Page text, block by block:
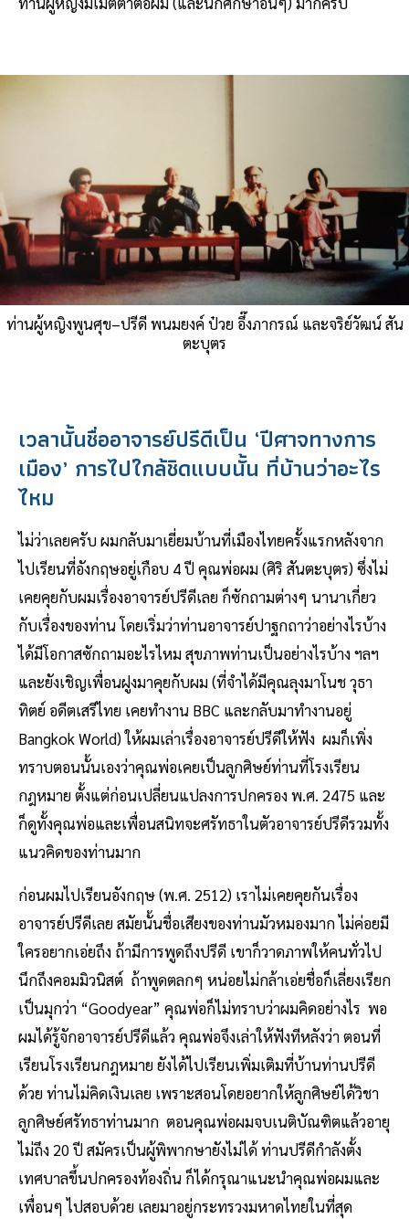
ท่านผู้หญิงพูนศุข–ปรีดี พนมยงค์ ป๋วย อึ๊งภากรณ์ และจริย์วัฒน์ สัน
ตะบุตร
เวลานั้นชื่ออาจารย์ปรีดีเป็น ‘ปีศาจทางการ
เมือง’ การไปใกล้ชิดแบบนั้น ที่บ้านว่าอะไร
ไหม
ไม่ว่าเลยครับ ผมกลับมาเยี่ยมบ้านที่เมืองไทยครั้งแรกหลังจาก
ไปเรียนที่อังกฤษอยู่เกือบ 4 ปี คุณพ่อผม (ศิริ สันตะบุตร) ซึ่งไม่
เคยคุยกับผมเรื่องอาจารย์ปรีดีเลย ก็ซักถามต่างๆ นานาเกี่ยว
กับเรื่องของท่าน โดยเริ่มว่าท่านอาจารย์ปาฐกถาว่าอย่างไรบ้าง
ได้มีโอกาสซักถามอะไรไหม สุขภาพท่านเป็นอย่างไรบ้าง ฯลฯ
และยังเชิญเพื่อนฝูงมาคุยกับผม (ที่จำได้มีคุณลุงมาโนช วุธา
ทิตย์ อดีตเสรีไทย เคยทำงาน BBC และกลับมาทำงานอยู่
Bangkok World) ให้ผมเล่าเรื่องอาจารย์ปรีดีให้ฟัง ผมก็เพิ่ง
ทราบตอนนั้นเองว่าคุณพ่อเคยเป็นลูกศิษย์ท่านที่โรงเรียน
กฎหมาย ตั้งแต่ก่อนเปลี่ยนแปลงการปกครอง พ.ศ. 2475 และ
ก็ดูทั้งคุณพ่อและเพื่อนสนิทจะศรัทธาในตัวอาจารย์ปรีดีรวมทั้ง
แนวคิดของท่านมาก
ก่อนผมไปเรียนอังกฤษ (พ.ศ. 2512) เราไม่เคยคุยกันเรื่อง
อาจารย์ปรีดีเลย สมัยนั้นชื่อเสียงของท่านมัวหมองมาก ไม่ค่อยมี
ใครอยากเอ่ยถึง ถ้ามีการพูดถึงปรีดี เขาก็วาดภาพให้คนทั่วไป
นึกถึงคอมมิวนิสต์ ถ้าพูดตลกๆ หน่อยไม่กล้าเอ่ยชื่อก็เลี่ยงเรียก
เป็นมุกว่า “Goodyear” คุณพ่อก็ไม่ทราบว่าผมคิดอย่างไร พอ
ผมได้รู้จักอาจารย์ปรีดีแล้ว คุณพ่อจึงเล่าให้ฟังทีหลังว่า ตอนที่
เรียนโรงเรียนกฎหมาย ยังได้ไปเรียนเพิ่มเติมที่บ้านท่านปรีดี
ด้วย ท่านไม่คิดเงินเลย เพราะสอนโดยอยากให้ลูกศิษย์ได้วิชา
ลูกศิษย์ศรัทธาท่านมาก ตอนคุณพ่อผมจบเนติบัณฑิตแล้วอายุ
ไม่ถึง 20 ปี สมัครเป็นผู้พิพากษายังไม่ได้ ท่านปรีดีกำลังตั้ง
เทศบาลขึ้นปกครองท้องถิ่น ก็ได้กรุณาแนะนำคุณพ่อผมและ
เพื่อนๆ ไปสอบด้วย เลยมาอยู่กระทรวงมหาดไทยในที่สุด